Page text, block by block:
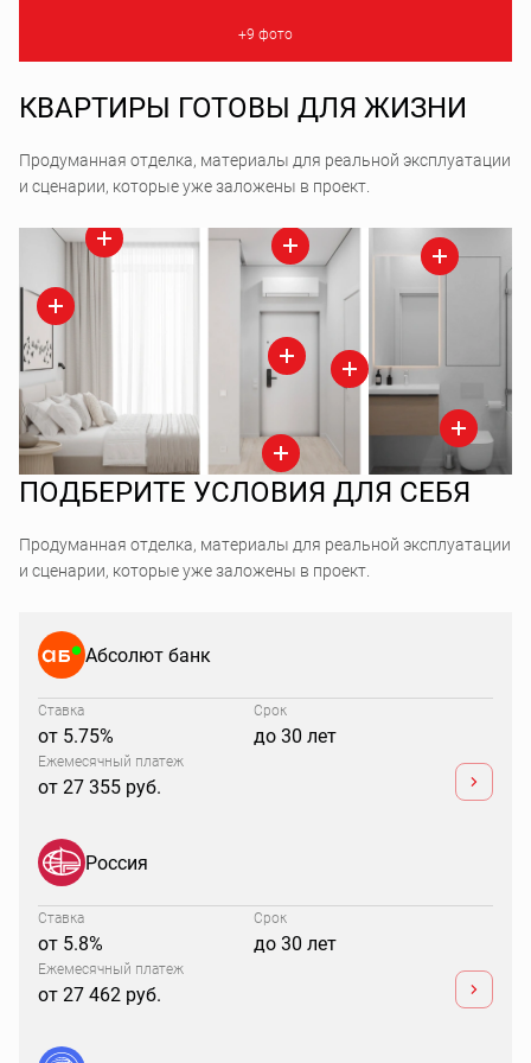
+9 фото
КВАРТИРЫ ГОТОВЫ ДЛЯ ЖИЗНИ
Продуманная отделка, материалы для реальной эксплуатации
и сценарии, которые уже заложены в проект.
ПОДБЕРИТЕ УСЛОВИЯ ДЛЯ СЕБЯ
Продуманная отделка, материалы для реальной эксплуатации
и сценарии, которые уже заложены в проект.
Абсолют банк
Ставка
от 5.75%
Срок
до 30 лет
Ежемесячный платеж
от 27 355 руб.
Россия
Ставка
от 5.8%
Срок
до 30 лет
Ежемесячный платеж
от 27 462 руб.